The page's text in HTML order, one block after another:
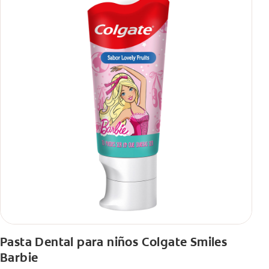
Pasta Dental para niños Colgate Smiles
Barbie